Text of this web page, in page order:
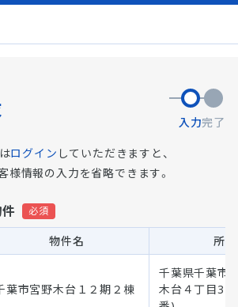
入力完了
ログイン していただきますと、
様情報の入力を省略できます。
物件名 所
葉市宮野木台１２期２棟
千葉県千葉市
木台４丁目